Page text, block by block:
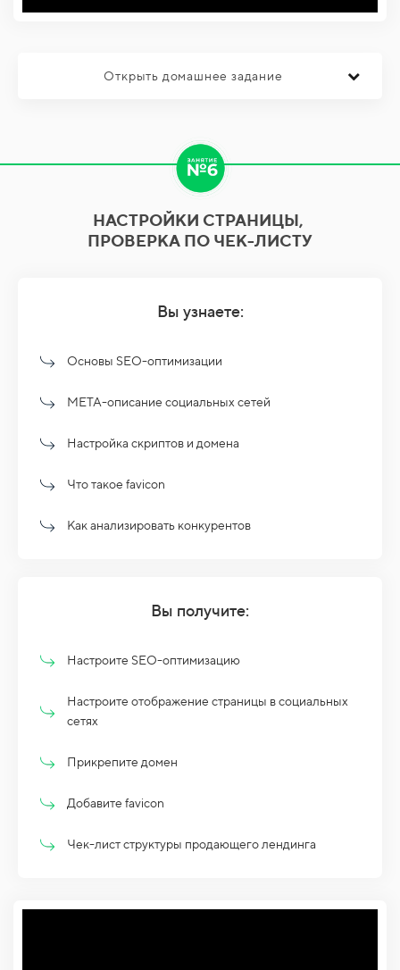
Открыть домашнее задание
НАСТРОЙКИ СТРАНИЦЫ,
ПРОВЕРКА ПО ЧЕК-ЛИСТУ
Вы узнаете:
Основы SEO-оптимизации
META-описание социальных сетей
Настройка скриптов и домена
Что такое favicon
Как анализировать конкурентов
Вы получите:
Настроите SEO-оптимизацию
Настроите отображение страницы в социальных
сетях
Прикрепите домен
Добавите favicon
Чек-лист структуры продающего лендинга